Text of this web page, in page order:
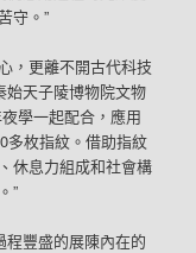
守。”
，更離不開古代科技
始天子陵博物院文物
學一起配合，應用
多枚指紋。借助指紋
休息力組成和社會構
”
豐盛的展陳內在的